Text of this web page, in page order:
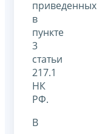
приведенных
в
пункте
3
статьи
217.1
НК
РФ.
В